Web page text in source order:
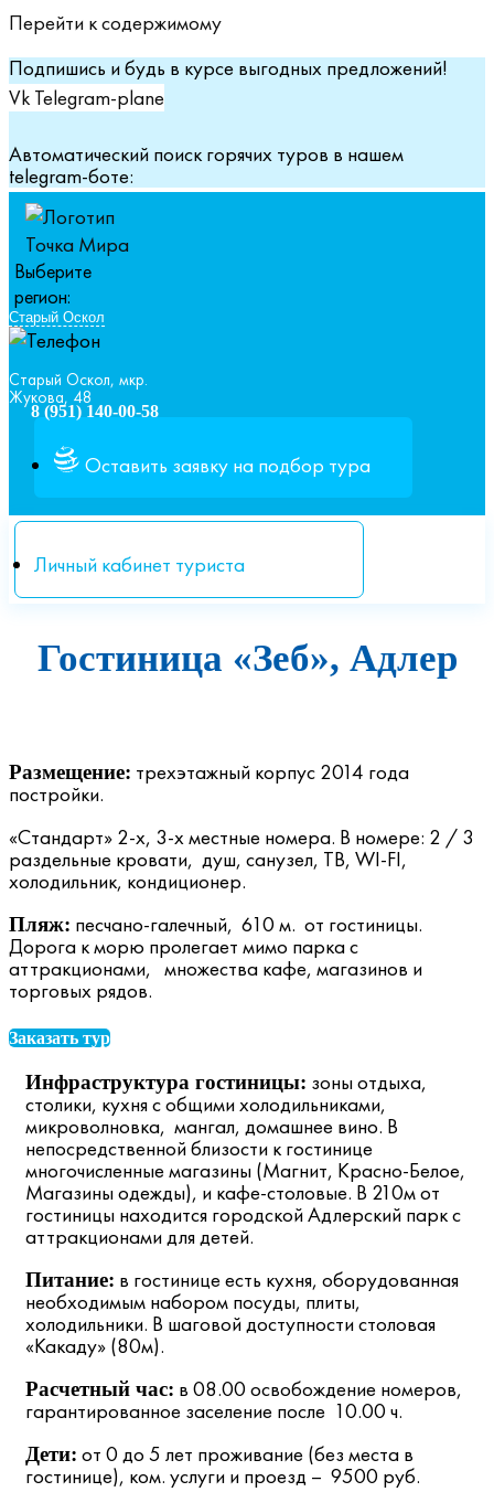
Перейти к содержимому
Подпишись и будь в курсе выгодных предложений!
Vk Telegram-plane
Автоматический поиск горячих туров в нашем
telegram-боте:
Выберите
регион:
Старый Оскол, мкр.
Жукова, 48
8 (951) 140-00-58
Оставить заявку на подбор тура
Личный кабинет туриста
Гостиница «Зеб», Адлер
Размещение: трехэтажный корпус 2014 года
постройки.
«Стандарт» 2-х, 3-х местные номера. В номере: 2 / 3
раздельные кровати, душ, санузел, ТВ, WI-FI,
холодильник, кондиционер.
Пляж: песчано-галечный, 610 м. от гостиницы.
Дорога к морю пролегает мимо парка с
аттракционами, множества кафе, магазинов и
торговых рядов.
Заказать тур
Инфраструктура гостиницы: зоны отдыха,
столики, кухня с общими холодильниками,
микроволновка, мангал, домашнее вино. В
непосредственной близости к гостинице
многочисленные магазины (Магнит, Красно-Белое,
Магазины одежды), и кафе-столовые. В 210м от
гостиницы находится городской Адлерский парк с
аттракционами для детей.
Питание: в гостинице есть кухня, оборудованная
необходимым набором посуды, плиты,
холодильники. В шаговой доступности столовая
«Какаду» (80м).
Расчетный час: в 08.00 освобождение номеров,
гарантированное заселение после 10.00 ч.
Дети: от 0 до 5 лет проживание (без места в
гостинице), ком. услуги и проезд – 9500 руб.